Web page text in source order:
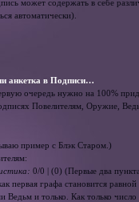
может содержать в себе
автоматически).
анкетка в Подписи…
очередь нужно на 100%
Повелителям, Оружие,
пример с Блэк Старом.)
0/0 | (0) (Первые два
первая графа становится
Ведьм и только. Как только